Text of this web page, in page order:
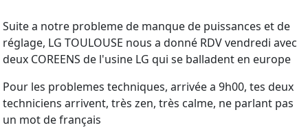
Suite a notre probleme de manque de puissances et de
réglage, LG TOULOUSE nous a donné RDV vendredi avec
deux COREENS de l'usine LG qui se balladent en europe
Pour les problemes techniques, arrivée a 9h00, tes deux
techniciens arrivent, très zen, très calme, ne parlant pas
un mot de français